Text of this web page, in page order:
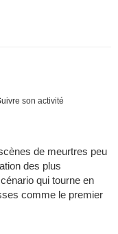
son activité
de meurtres peu
des plus
qui tourne en
comme le premier